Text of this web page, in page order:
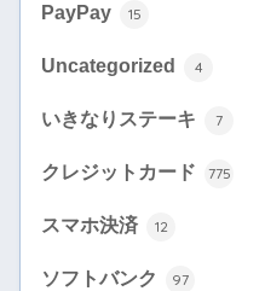
PayPay 15
Uncategorized 4
いきなりステーキ 7
クレジットカード 775
スマホ決済 12
ソフトバンク 97